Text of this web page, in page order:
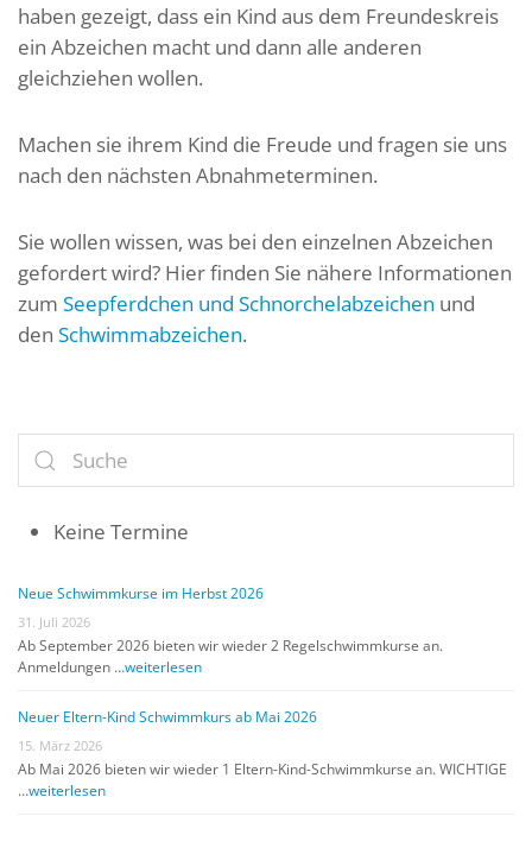
haben gezeigt, dass ein Kind aus dem Freundeskreis
ein Abzeichen macht und dann alle anderen
gleichziehen wollen.
Machen sie ihrem Kind die Freude und fragen sie uns
nach den nächsten Abnahmeterminen.
Sie wollen wissen, was bei den einzelnen Abzeichen
gefordert wird? Hier finden Sie nähere Informationen
zum Seepferdchen und Schnorchelabzeichen und
den Schwimmabzeichen.
Keine Termine
Neue Schwimmkurse im Herbst 2026
31. Juli 2026
Ab September 2026 bieten wir wieder 2 Regelschwimmkurse an.
Anmeldungen …weiterlesen
Neuer Eltern-Kind Schwimmkurs ab Mai 2026
15. März 2026
Ab Mai 2026 bieten wir wieder 1 Eltern-Kind-Schwimmkurse an. WICHTIGE
…weiterlesen